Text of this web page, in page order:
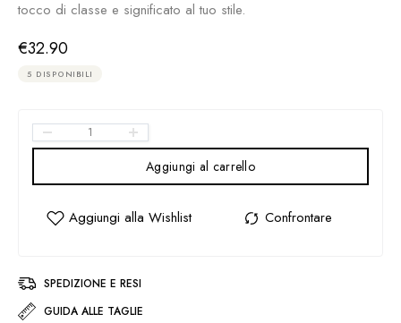
tocco di classe e significato al tuo stile.
€32.90
5 DISPONIBILI
Aggiungi al carrello
SPEDIZIONE E RESI
GUIDA ALLE TAGLIE